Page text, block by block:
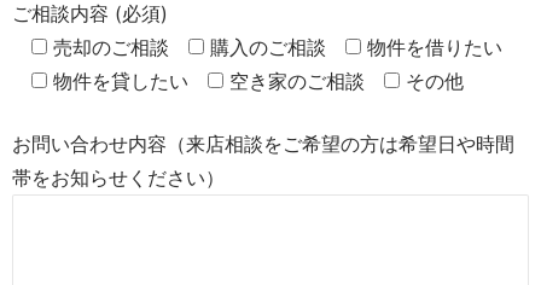
ご相談内容 (必須)
売却のご相談
購入のご相談
物件を借りたい
物件を貸したい
空き家のご相談 その他
お問い合わせ内容（来店相談をご希望の方は希望日や時間
帯をお知らせください）